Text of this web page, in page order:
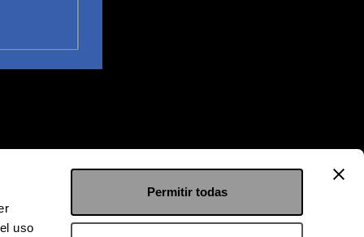
uso
Permitir todas